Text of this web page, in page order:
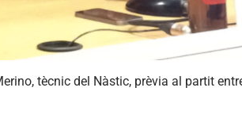
tècnic del Nàstic, prèvia al partit